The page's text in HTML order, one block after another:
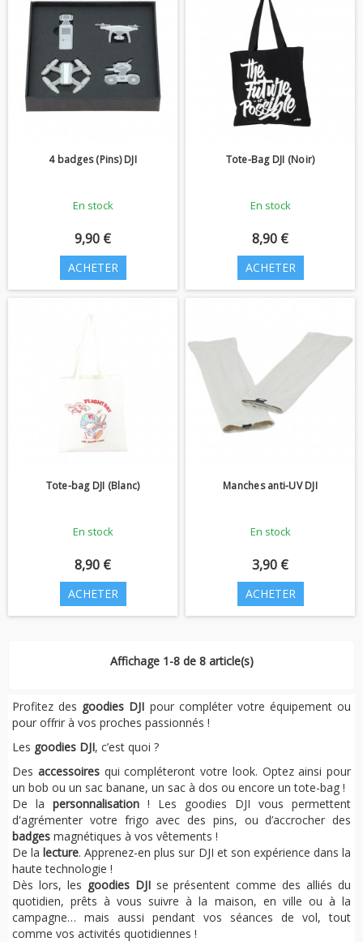
4 badges (Pins) DJI
En stock
9,90 €
ACHETER
Tote-Bag DJI (Noir)
En stock
8,90 €
ACHETER
Tote-bag DJI (Blanc)
En stock
8,90 €
ACHETER
Manches anti-UV DJI
En stock
3,90 €
ACHETER
Affichage 1-8 de 8 article(s)
Profitez des goodies DJI pour compléter votre équipement ou
pour offrir à vos proches passionnés !
Les goodies DJI, c’est quoi ?
Des accessoires qui compléteront votre look. Optez ainsi pour
un bob ou un sac banane, un sac à dos ou encore un tote-bag !
De la personnalisation ! Les goodies DJI vous permettent
d'agrémenter votre frigo avec des pins, ou d’accrocher des
badges magnétiques à vos vêtements !
De lalecture. Apprenez-en plus sur DJI et son expérience dans la
haute technologie !
Dès lors, les goodies DJI se présentent comme des alliés du
quotidien, prêts à vous suivre à la maison, en ville ou à la
campagne… mais aussi pendant vos séances de vol, tout
comme vos activités quotidiennes !